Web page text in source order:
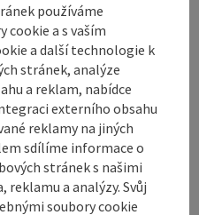
používáme
cookie a s vaším
a další technologie k
stránek, analýze
a reklam, nabídce
externího obsahu
reklamy na jiných
sdílíme informace o
stránek s našimi
a analýzy. Svůj
soubory cookie